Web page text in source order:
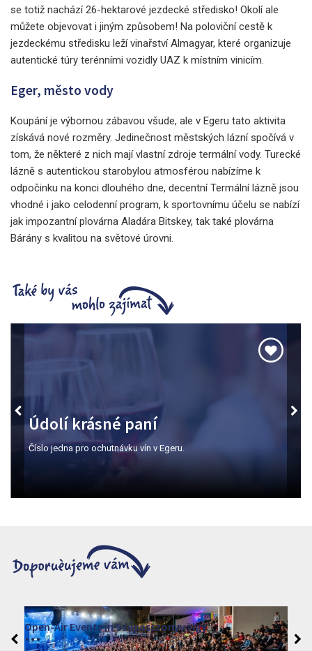
se totiž nachází 26-hektarové jezdecké středisko! Okolí ale
můžete objevovat i jiným způsobem! Na poloviční cestě k
jezdeckému středisku leží vinařství Almagyar, které organizuje
autentické túry terénními vozidly UAZ k místním vinicím.
Eger, město vody
Koupání je výbornou zábavou všude, ale v Egeru tato aktivita
získává nové rozměry. Jedinečnost městských lázní spočívá v
tom, že některé z nich mají vlastní zdroje termální vody. Turecké
lázně s autentickou starobylou atmosférou nabízíme k
odpočinku na konci dlouhého dne, decentní Termální lázně jsou
vhodné i jako celodenní program, k sportovnímu účelu se nabízí
jak impozantní plovárna Aladára Bitskey, tak také plovárna
Bárány s kvalitou na světové úrovni.
Údolí krásné paní
Číslo jedna pro ochutnávku vín v Egeru.
Open-Air Events in Szépasszonyvölgy